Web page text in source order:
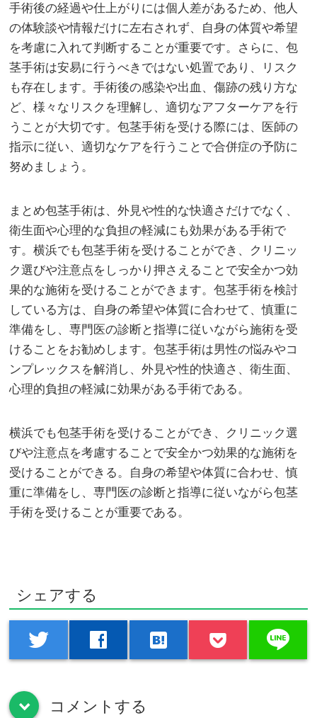
手術後の経過や仕上がりには個人差があるため、他人
の体験談や情報だけに左右されず、自身の体質や希望
を考慮に入れて判断することが重要です。さらに、包
茎手術は安易に行うべきではない処置であり、リスク
も存在します。手術後の感染や出血、傷跡の残り方な
ど、様々なリスクを理解し、適切なアフターケアを行
うことが大切です。包茎手術を受ける際には、医師の
指示に従い、適切なケアを行うことで合併症の予防に
努めましょう。
まとめ包茎手術は、外見や性的な快適さだけでなく、
衛生面や心理的な負担の軽減にも効果がある手術で
す。横浜でも包茎手術を受けることができ、クリニッ
ク選びや注意点をしっかり押さえることで安全かつ効
果的な施術を受けることができます。包茎手術を検討
している方は、自身の希望や体質に合わせて、慎重に
準備をし、専門医の診断と指導に従いながら施術を受
けることをお勧めします。包茎手術は男性の悩みやコ
ンプレックスを解消し、外見や性的快適さ、衛生面、
心理的負担の軽減に効果がある手術である。
横浜でも包茎手術を受けることができ、クリニック選
びや注意点を考慮することで安全かつ効果的な施術を
受けることができる。自身の希望や体質に合わせ、慎
重に準備をし、専門医の診断と指導に従いながら包茎
手術を受けることが重要である。
シェアする
twitter facebook hatenabookmark line
down コメントする